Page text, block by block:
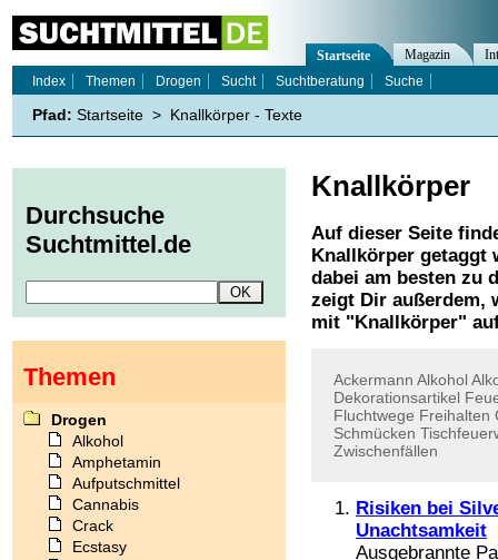
Knallkörper
Auf dieser Seite
Knallkörper getaggt
dabei am besten zu
zeigt Dir außerdem,
mit " Knallkörper"
Ackermann Alkohol
Dekorationsartikel
Fluchtwege Freihalten
Schmücken
Zwischenfällen
Risiken bei
Unachtsamkeit
Ausgebrannte
Startseite Magazin
Index
Themen Drogen Sucht Suchtberatung Suche
Pfad: Startseite > Knallkörper - Texte
Durchsuche
Suchtmittel.de
Themen
Drogen
Alkohol
Amphetamin
Aufputschmittel
Cannabis
Crack
Ecstasy